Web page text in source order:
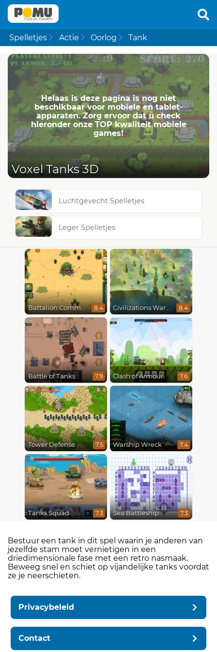
Spelletjes Actie Oorlog Tank
Helaas is deze pagina is nog niet
beschikbaar voor mobiele en tablet-
apparaten. Zorg ervoor dat u check
hieronder onze TOP kwaliteit mobiele
games!
Voxel Tanks 3D
Luchtgevecht Spelletjes
Leger Spelletjes
Battalion Commander 8.4 Civilizations Wars Master Edition 8.4
Battle of Tanks 7.9 Clash of Armour 7.6
Tower Defense 7.5 Warship Wreck 7.4
Tanks Squad 7.3 Sea Battleship 7.3
Bestuur een tank in dit spel waarin je anderen van
jezelfde stam moet vernietigen in een
driedimensionale fase met een retro nasmaak.
Beweeg snel en schiet op vijandelijke tanks voordat
ze je neerschieten.
Privacybeleid
Contact